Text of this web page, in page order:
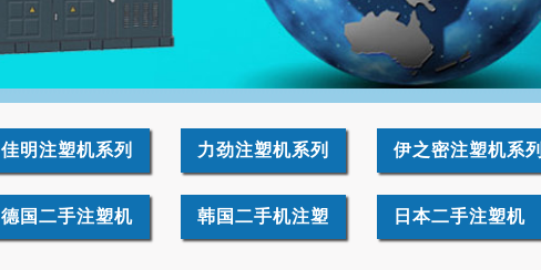
佳明注塑机系列 力劲注塑机系列 伊之密注塑机系列
德国二手注塑机 韩国二手机注塑 日本二手注塑机